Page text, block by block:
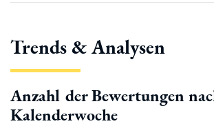
Trends & Analysen
Anzahl der Bewertungen
Kalenderwoche